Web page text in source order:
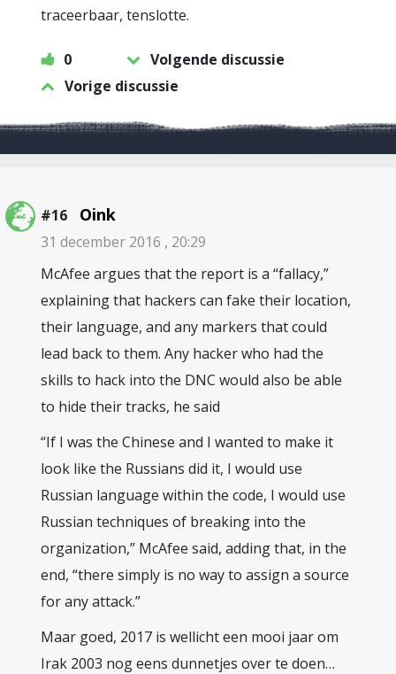
traceerbaar, tenslotte.
0
Volgende discussie
Vorige discussie
#16 Oink
31 december 2016 , 20:29
McAfee argues that the report is a “fallacy,”
explaining that hackers can fake their location,
their language, and any markers that could
lead back to them. Any hacker who had the
skills to hack into the DNC would also be able
to hide their tracks, he said
“If I was the Chinese and I wanted to make it
look like the Russians did it, I would use
Russian language within the code, I would use
Russian techniques of breaking into the
organization,” McAfee said, adding that, in the
end, “there simply is no way to assign a source
for any attack.”
Maar goed, 2017 is wellicht een mooi jaar om
Irak 2003 nog eens dunnetjes over te doen…